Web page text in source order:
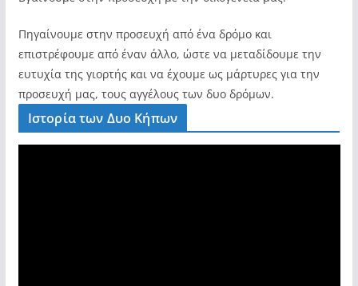
Πηγαίνουμε στην προσευχή από ένα δρόμο και
επιστρέφουμε από έναν άλλο, ώστε να μεταδίδουμε την
ευτυχία της γιορτής και να έχουμε ως μάρτυρες για την
προσευχή μας, τους αγγέλους των δυο δρόμων.
Ιστορία των Δυο Κήπων